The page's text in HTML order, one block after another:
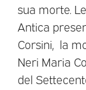
sua morte.
Antica
Corsini, la
Neri Maria
del